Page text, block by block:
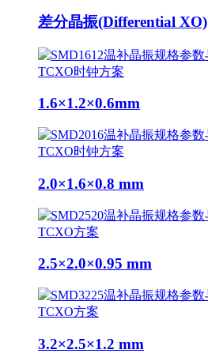
差分晶振(Differential XO)
1.6×1.2×0.6mm
2.0×1.6×0.8 mm
2.5×2.0×0.95 mm
3.2×2.5×1.2 mm